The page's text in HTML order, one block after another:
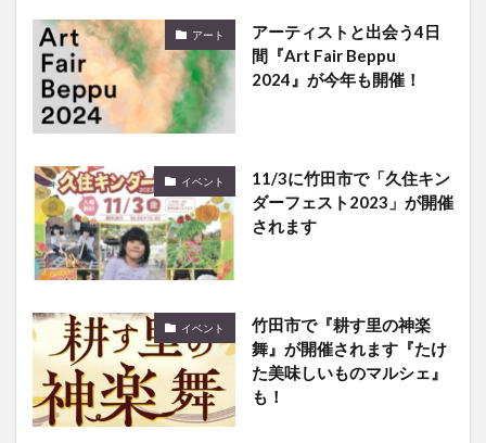
アート
アーティストと出会う4日
間『Art Fair Beppu
2024』が今年も開催！
イベント
11/3に竹田市で「久住キン
ダーフェスト2023」が開催
されます
イベント
竹田市で『耕す里の神楽
舞』が開催されます『たけ
た美味しいものマルシェ』
も！